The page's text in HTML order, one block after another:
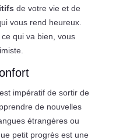
de votre vie et de
vous rend heureux.
qui va bien, vous
impératif de sortir de
de nouvelles
étrangères ou
petit progrès est une